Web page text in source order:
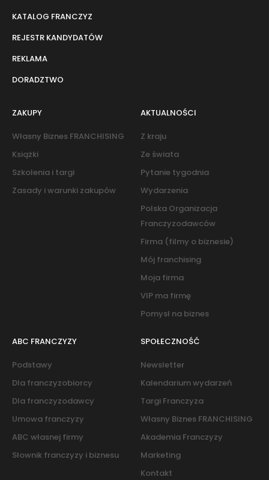
KATALOG FRANCZYZ
REJESTR KANDYDATÓW
REKLAMA
DORADZTWO
ZAKUPY
Własny Biznes FRANCHISING
Książki
Szkolenia i targi
Zasady i warunki zakupów
AKTUALNOŚCI
Z kraju
Ze świata
Pytanie tygodnia
Wydarzenia
Polska Organizacja
Franczyzodawców
Firma (filmy o biznesie)
Mój franchising
Moja firma
VIP ma firmę
Pomysł na biznes
ABC FRANCZYZY
Podstawy
Dla franczyzobiorcy
Dla franczyzodawcy
Umowa franczyzy
ABC własnej firmy
Słownik franczyzy i biznesu
SPOŁECZNOŚĆ
Newsletter
Kalendarium wydarzeń
Targi Franczyza
Własny Biznes FRANCHISING
Akademia Franczyzy
Marketing
Kontakt